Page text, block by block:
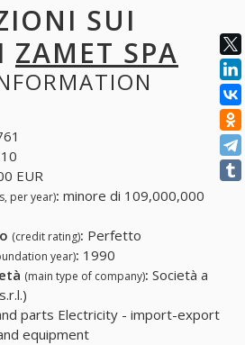
SUI
ZAMET SPA
10
EUR
per year): minore di 109,000,000
(credit rating): Perfetto
year): 1990
(main type of company): Società a
parts Electricity - import-export
equipment